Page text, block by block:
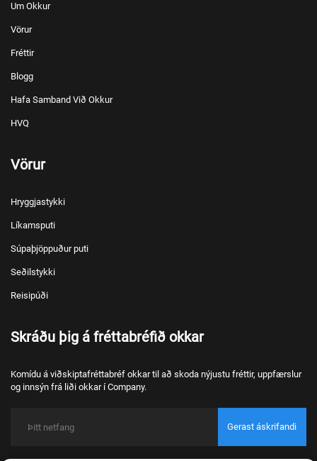
Um Okkur
Vörur
Fréttir
Blogg
Hafa Samband Við Okkur
HVQ
Vörur
Hryggjastykki
Líkamsputi
Súpaþjöppuður puti
Seðilstykki
Reisipúði
Skráðu þig á fréttabréfið okkar
Komídu á viðskiptafréttabréf okkar til að skoda nýjustu fréttir, uppfærslur
og innsýn frá liði okkar í Company.
Gerast áskrifandi